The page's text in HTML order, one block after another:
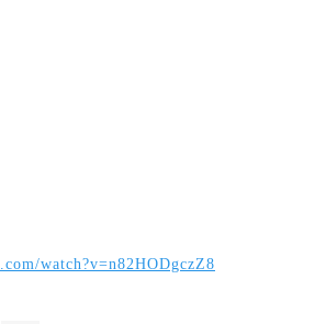
watch?v=n82HODgczZ8